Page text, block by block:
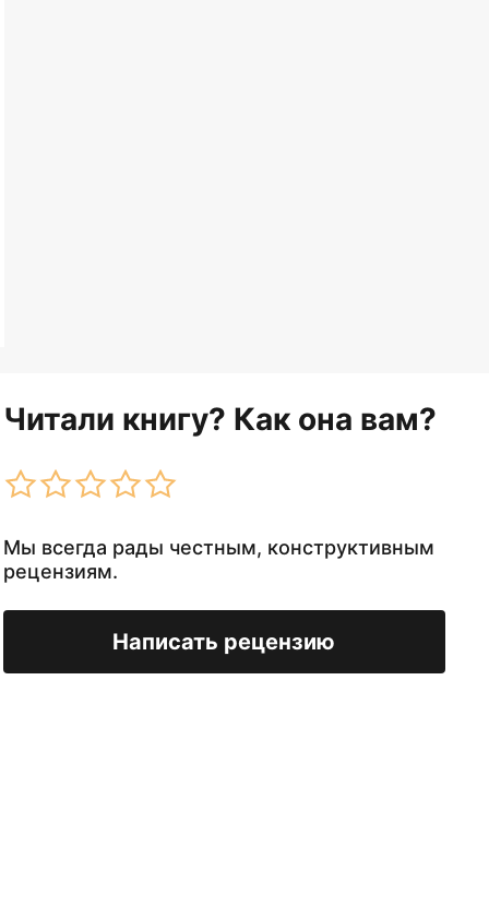
Читали книгу? Как она вам?
Мы всегда рады честным, конструктивным
рецензиям.
Написать рецензию